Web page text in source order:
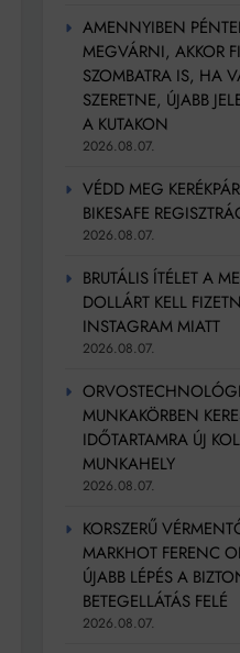
AMENNYIBEN
MEGVÁRNI, AKKOR
SZOMBATRA IS, HA
SZERETNE, ÚJABB
A KUTAKON
2026.08.07.
VÉDD MEG
BIKESAFE
2026.08.07.
BRUTÁLIS ÍTÉLET A
DOLLÁRT KELL
INSTAGRAM MIATT
2026.08.07.
MUNKAKÖRBEN
IDŐTARTAMRA ÚJ
MUNKAHELY
2026.08.07.
KORSZERŰ
MARKHOT FERENC
ÚJABB LÉPÉS A
BETEGELLÁTÁS FELÉ
2026.08.07.